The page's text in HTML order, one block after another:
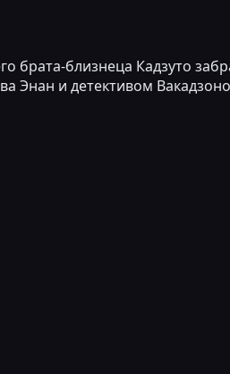
брата-близнеца Кадзуто
Энан и детективом